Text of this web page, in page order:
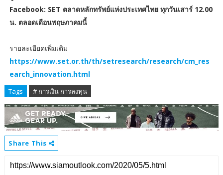
Facebook: SET ตลาดหลักทรัพย์แห่งประเทศไทย ทุกวันเสาร์ 12.00
น. ตลอดเดือนพฤษภาคมนี้
รายละเอียดเพิ่มเติม
https://www.set.or.th/th/setresearch/research/cm_res
earch_innovation.html
Tags # การเงิน การลงทุน
Share This